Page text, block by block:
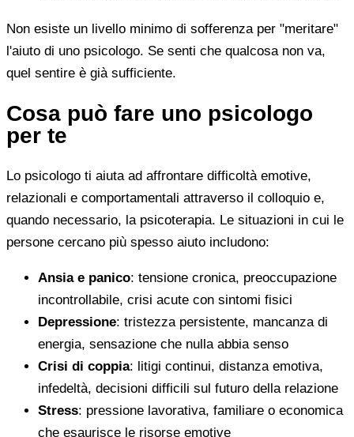
Non esiste un livello minimo di sofferenza per "meritare"
l'aiuto di uno psicologo. Se senti che qualcosa non va,
quel sentire è già sufficiente.
Cosa può fare uno psicologo
per te
Lo psicologo ti aiuta ad affrontare difficoltà emotive,
relazionali e comportamentali attraverso il colloquio e,
quando necessario, la psicoterapia. Le situazioni in cui le
persone cercano più spesso aiuto includono:
Ansia e panico: tensione cronica, preoccupazione
incontrollabile, crisi acute con sintomi fisici
Depressione: tristezza persistente, mancanza di
energia, sensazione che nulla abbia senso
Crisi di coppia: litigi continui, distanza emotiva,
infedeltà, decisioni difficili sul futuro della relazione
Stress: pressione lavorativa, familiare o economica
che esaurisce le risorse emotive